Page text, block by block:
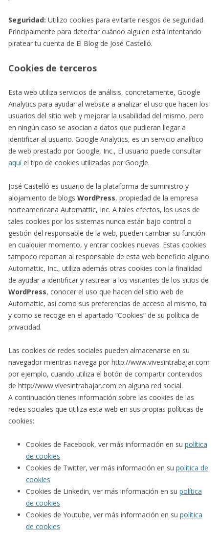
Seguridad: Utilizo cookies para evitarte riesgos de seguridad.
Principalmente para detectar cuándo alguien está intentando
piratear tu cuenta de El Blog de José Castelló.
Cookies de terceros
Esta web utiliza servicios de análisis, concretamente, Google
Analytics para ayudar al website a analizar el uso que hacen los
usuarios del sitio web y mejorar la usabilidad del mismo, pero
en ningún caso se asocian a datos que pudieran llegar a
identificar al usuario. Google Analytics, es un servicio analítico
de web prestado por Google, Inc., El usuario puede consultar
aquíel tipo de cookies utilizadas por Google.
José Castelló es usuario de la plataforma de suministro y
alojamiento de blogs WordPress, propiedad de la empresa
norteamericana Automattic, Inc. A tales efectos, los usos de
tales cookies por los sistemas nunca están bajo control o
gestión del responsable de la web, pueden cambiar su función
en cualquier momento, y entrar cookies nuevas. Estas cookies
tampoco reportan al responsable de esta web beneficio alguno.
Automattic, Inc., utiliza además otras cookies con la finalidad
de ayudar a identificar y rastrear a los visitantes de los sitios de
WordPress, conocer el uso que hacen del sitio web de
Automattic, así como sus preferencias de acceso al mismo, tal
y como se recoge en el apartado “Cookies” de su política de
privacidad.
Las cookies de redes sociales pueden almacenarse en su
navegador mientras navega por http://www.vivesintrabajar.com
por ejemplo, cuando utiliza el botón de compartir contenidos
de http://www.vivesintrabajar.com en alguna red social.
A continuación tienes información sobre las cookies de las
redes sociales que utiliza esta web en sus propias políticas de
cookies:
Cookies de Facebook, ver más información en su política
de cookies
Cookies de Twitter, ver más información en su política de
cookies
Cookies de Linkedin, ver más información en su política
de cookies
Cookies de Youtube, ver más información en su política
de cookies